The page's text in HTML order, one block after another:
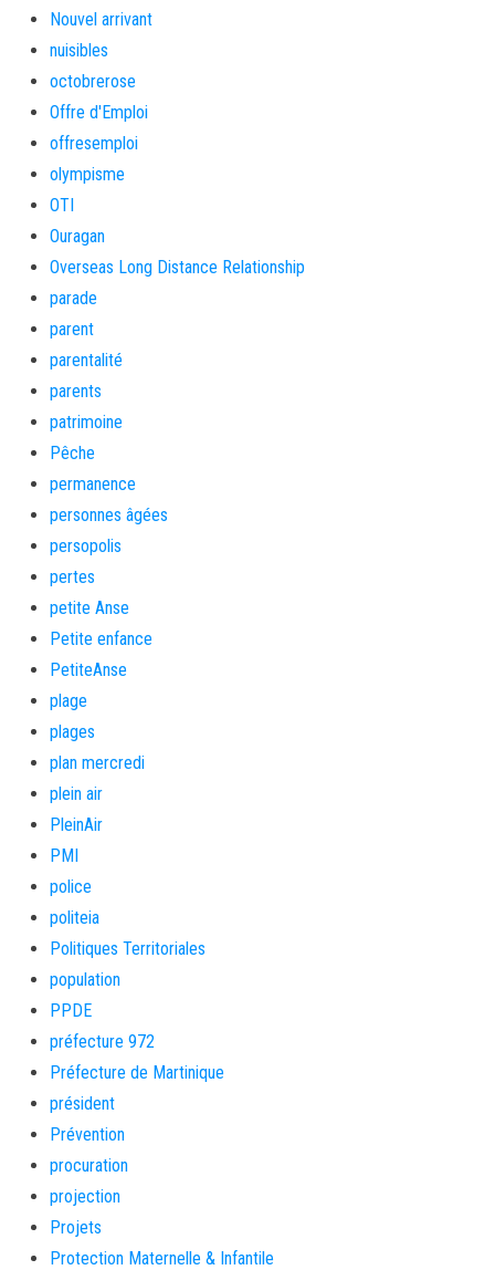
Nouvel arrivant
nuisibles
octobrerose
Offre d'Emploi
offresemploi
olympisme
OTI
Ouragan
Overseas Long Distance Relationship
parade
parent
parentalité
parents
patrimoine
Pêche
permanence
personnes âgées
persopolis
pertes
petite Anse
Petite enfance
PetiteAnse
plage
plages
plan mercredi
plein air
PleinAir
PMI
police
politeia
Politiques Territoriales
population
PPDE
préfecture 972
Préfecture de Martinique
président
Prévention
procuration
projection
Projets
Protection Maternelle & Infantile